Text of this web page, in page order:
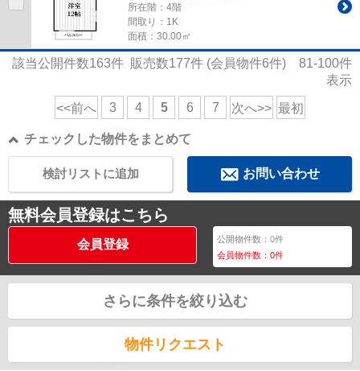
所在階：4階
間取り：1K
面積：30.00㎡
該当公開件数163件 販売数177件 (会員物件6件) 81-100件
表示
<<前へ 3 4 5 6 7 次へ>> 最初
チェックした物件をまとめて
お問い合わせ
検討リストに追加
無料会員登録はこちら
会員登録 公開物件数：0件
会員物件数：0件
さらに条件を絞り込む
物件リクエスト